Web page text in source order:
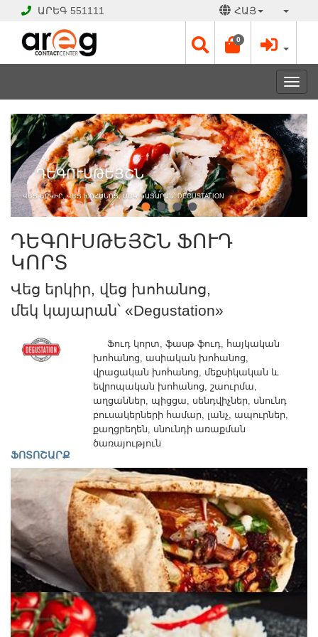
ԱՐԵԳ 551111 ՀԱՅ
0
ԴԵԳՈՒՍԹԵՅՇՆ
ՖՈՒԴ
ԿՈՐՏ
Վեց
երկիր,
վեց
խոհանոց,
մեկ
կայարան՝
Է
Աշխատանքային
օրեր՝
օր
09:00
մասին
Ֆոտոշարք
Գործունեություն
Քարտեզ
ԴԵԳՈՒՍԹԵՅՇՆ
ՎԵՑ ԵՐԿԻՐ, ՎԵՑ ԽՈՀԱՆՈՑ, ՄԵԿ ԿԱՅԱՐԱՆ՝ DEGUSTATION
ԴԵԳՈՒՍԹԵՅՇՆ ՖՈՒԴ
ԿՈՐՏ
Վեց երկիր, վեց խոհանոց,
մեկ կայարան՝ «Degustation»
Ֆուդ կորտ, ֆասթ ֆուդ, հայկական
խոհանոց, ասիական խոհանոց,
վրացական խոհանոց, մեքսիկական և
եվրոպական խոհանոց, շաուրմա,
աղցաններ, պիցցա, սենդվիչներ, սնունդ
բուսակերների համար, լանչ, ապուրներ,
քաղցրեղեն, սնունդի առաքման
ծառայություն
ՖՈՏՈՇԱՐՔ